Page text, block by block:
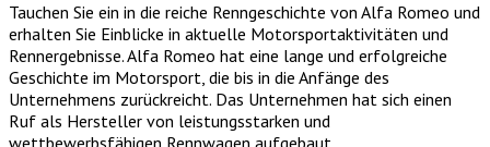
Tauchen Sie ein in die reiche Renngeschichte von Alfa Romeo und
erhalten Sie Einblicke in aktuelle Motorsportaktivitäten und
Rennergebnisse. Alfa Romeo hat eine lange und erfolgreiche
Geschichte im Motorsport, die bis in die Anfänge des
Unternehmens zurückreicht. Das Unternehmen hat sich einen
Ruf als Hersteller von leistungsstarken und